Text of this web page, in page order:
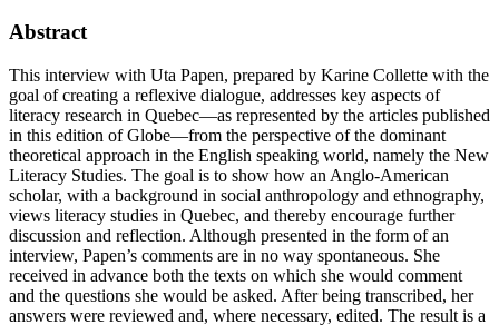
Abstract
This interview with Uta Papen, prepared by Karine Collette with the
goal of creating a reflexive dialogue, addresses key aspects of
literacy research in Quebec—as represented by the articles published
in this edition of Globe—from the perspective of the dominant
theoretical approach in the English speaking world, namely the New
Literacy Studies. The goal is to show how an Anglo-American
scholar, with a background in social anthropology and ethnography,
views literacy studies in Quebec, and thereby encourage further
discussion and reflection. Although presented in the form of an
interview, Papen’s comments are in no way spontaneous. She
received in advance both the texts on which she would comment
and the questions she would be asked. After being transcribed, her
answers were reviewed and, where necessary, edited. The result is a